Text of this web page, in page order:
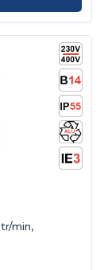
min,